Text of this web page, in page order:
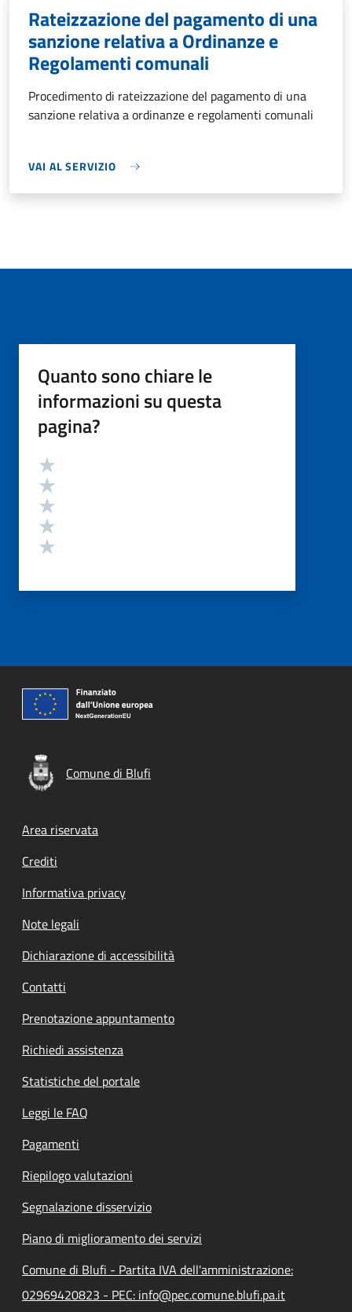
Rateizzazione del pagamento di una
sanzione relativa a Ordinanze e
Regolamenti comunali
Procedimento di rateizzazione del pagamento di una
sanzione relativa a ordinanze e regolamenti comunali
VAI AL SERVIZIO
Quanto sono chiare le
informazioni su questa
pagina?
Valutazione
Comune di Blufi
Footer menu
Area riservata
Crediti
Informativa privacy
Note legali
Dichiarazione di accessibilità
Contatti
Prenotazione appuntamento
Richiedi assistenza
Statistiche del portale
Leggi le FAQ
Pagamenti
Riepilogo valutazioni
Segnalazione disservizio
Piano di miglioramento dei servizi
Comune di Blufi - Partita IVA dell'amministrazione:
02969420823 - PEC: info@pec.comune.blufi.pa.it